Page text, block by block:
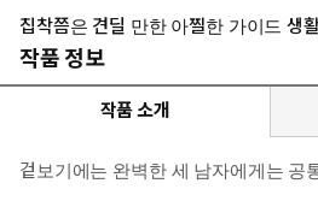
2. 루엘른 브래너: 현존하는 42개의 길
형 길드 ‘오디세이’ 소속의 S급 에스퍼.
외모와 능력 모두 출중하나, 진이 아
로 꺼려 점차 시들어 간다.
어린 시절 처음 진을 만난 이후로 쭉
숙한 곳에는 연정을 품고 있다.
3. 아드리안 카넬라스: 현재 활동하는
집착쯤은 견딜 만한 아찔한 가이드 생
작품 정보
작품 소개
겉보기에는 완벽한 세 남자에게는 공